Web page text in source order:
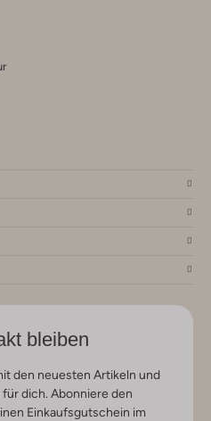
bleiben
den neuesten Artikeln und
dich. Abonniere den
Einkaufsgutschein im